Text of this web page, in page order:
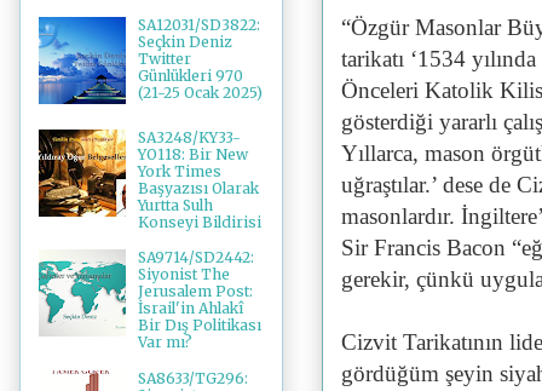
“Özgür Masonlar
tarikatı ‘1534
Önceleri Katolik
gösterdiği yararlı
Yıllarca, mason
uğraştılar.’ dese de
masonlardır.
Sir Francis Bacon
gerekir, çünkü
Cizvit Tarikatının
gördüğüm şeyin
SA12031/SD3822:
Seçkin Deniz
Twitter
Günlükleri 970
(21-25 Ocak 2025)
SA3248/KY33-
YO118: Bir New
York Times
Başyazısı Olarak
Yurtta Sulh
Konseyi Bildirisi
SA9714/SD2442:
Siyonist The
Jerusalem Post:
İsrail'in Ahlakî
Bir Dış Politikası
Var mı?
SA8633/TG296: